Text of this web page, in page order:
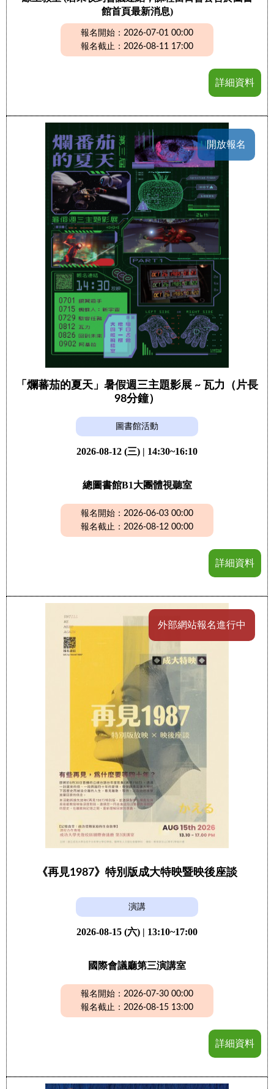
館首頁最新消息)
報名開始：2026-07-01 00:00
報名截止：2026-08-11 17:00
詳細資料
開放報名
「爛蕃茄的夏天」暑假週三主題影展 ~ 瓦力（片長
98分鐘）
圖書館活動
2026-08-12 (三) | 14:30~16:10
總圖書館B1大團體視聽室
報名開始：2026-06-03 00:00
報名截止：2026-08-12 00:00
詳細資料
外部網站報名進行中
《再見1987》特別版成大特映暨映後座談
演講
2026-08-15 (六) | 13:10~17:00
國際會議廳第三演講室
報名開始：2026-07-30 00:00
報名截止：2026-08-15 13:00
詳細資料